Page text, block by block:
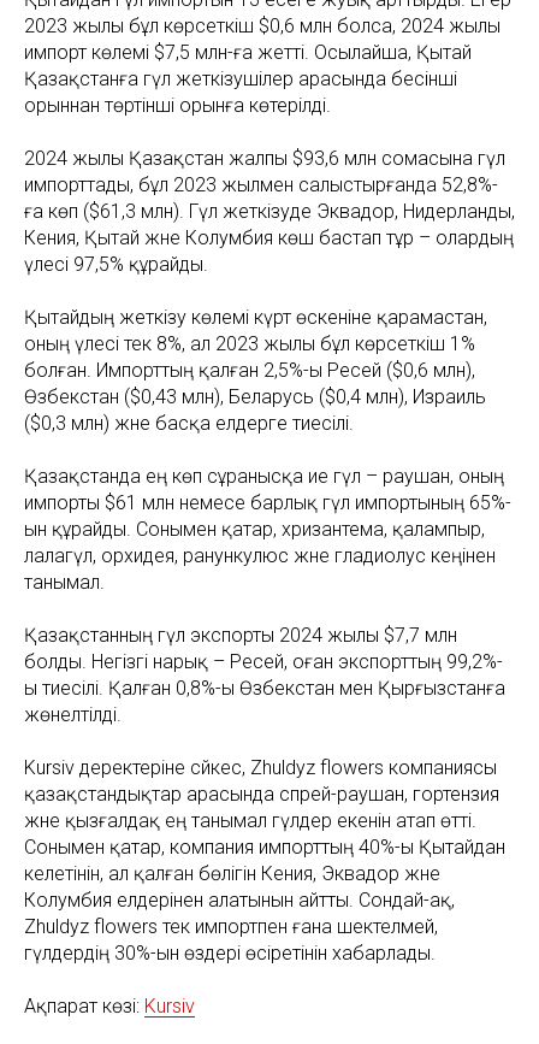
2023 жылы бұл көрсеткіш $0,6 млн болса, 2024 жылы
импорт көлемі $7,5 млн-ға жетті. Осылайша, Қытай
Қазақстанға гүл жеткізушілер арасында бесінші
орыннан төртінші орынға көтерілді.
2024 жылы Қазақстан жалпы $93,6 млн сомасына гүл
импорттады, бұл 2023 жылмен салыстырғанда 52,8%-
ға көп ($61,3 млн). Гүл жеткізуде Эквадор, Нидерланды,
Кения, Қытай және Колумбия көш бастап тұр – олардың
үлесі 97,5% құрайды.
Қытайдың жеткізу көлемі күрт өскеніне қарамастан,
оның үлесі тек 8%, ал 2023 жылы бұл көрсеткіш 1%
болған. Импорттың қалған 2,5%-ы Ресей ($0,6 млн),
Өзбекстан ($0,43 млн), Беларусь ($0,4 млн), Израиль
($0,3 млн) және басқа елдерге тиесілі.
Қазақстанда ең көп сұранысқа ие гүл – раушан, оның
импорты $61 млн немесе барлық гүл импортының 65%-
ын құрайды. Сонымен қатар, хризантема, қалампыр,
лалагүл, орхидея, ранункулюс және гладиолус кеңінен
танымал.
Қазақстанның гүл экспорты 2024 жылы $7,7 млн
болды. Негізгі нарық – Ресей, оған экспорттың 99,2%-
ы тиесілі. Қалған 0,8%-ы Өзбекстан мен Қырғызстанға
жөнелтілді.
Kursiv деректеріне сәйкес, Zhuldyz flowers компаниясы
қазақстандықтар арасында спрей-раушан, гортензия
және қызғалдақ ең танымал гүлдер екенін атап өтті.
Сонымен қатар, компания импорттың 40%-ы Қытайдан
келетінін, ал қалған бөлігін Кения, Эквадор және
Колумбия елдерінен алатынын айтты. Сондай-ақ,
Zhuldyz flowers тек импортпен ғана шектелмей,
гүлдердің 30%-ын өздері өсіретінін хабарлады.
Ақпарат көзі: Kursiv